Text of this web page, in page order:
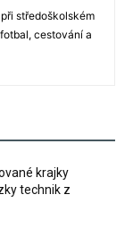
středoškolském
cestování a
krajky
technik z